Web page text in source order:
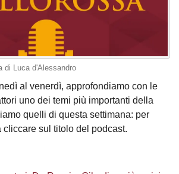
di Luca d'Alessandro
al venerdì, approfondiamo con le
uno dei temi più importanti della
quelli di questa settimana: per
cliccare sul titolo del podcast.